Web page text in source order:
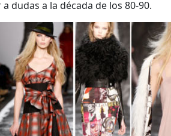
dudas a la década de los 80-90.